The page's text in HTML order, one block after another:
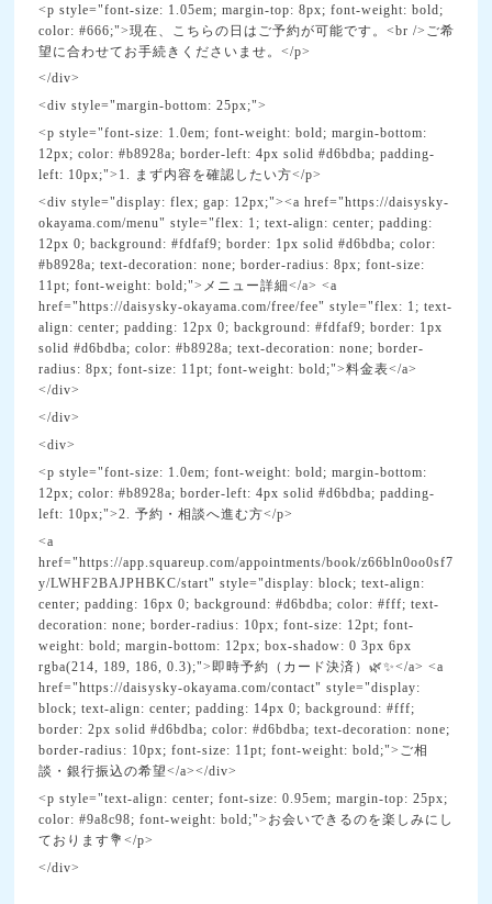
<p style="font-size: 1.05em; margin-top: 8px; font-weight: bold;
color: #666;">現在、こちらの日はご予約が可能です。<br />ご希
望に合わせてお手続きくださいませ。</p>
</div>
<div style="margin-bottom: 25px;">
<p style="font-size: 1.0em; font-weight: bold; margin-bottom:
12px; color: #b8928a; border-left: 4px solid #d6bdba; padding-
left: 10px;">1. まず内容を確認したい方</p>
<div style="display: flex; gap: 12px;"><a href="https://daisysky-
okayama.com/menu" style="flex: 1; text-align: center; padding:
12px 0; background: #fdfaf9; border: 1px solid #d6bdba; color:
#b8928a; text-decoration: none; border-radius: 8px; font-size:
11pt; font-weight: bold;">メニュー詳細</a> <a
href="https://daisysky-okayama.com/free/fee" style="flex: 1; text-
align: center; padding: 12px 0; background: #fdfaf9; border: 1px
solid #d6bdba; color: #b8928a; text-decoration: none; border-
radius: 8px; font-size: 11pt; font-weight: bold;">料金表</a>
</div>
</div>
<div>
<p style="font-size: 1.0em; font-weight: bold; margin-bottom:
12px; color: #b8928a; border-left: 4px solid #d6bdba; padding-
left: 10px;">2. 予約・相談へ進む方</p>
<a
href="https://app.squareup.com/appointments/book/z66bln0oo0sf7
y/LWHF2BAJPHBKC/start" style="display: block; text-align:
center; padding: 16px 0; background: #d6bdba; color: #fff; text-
decoration: none; border-radius: 10px; font-size: 12pt; font-
weight: bold; margin-bottom: 12px; box-shadow: 0 3px 6px
rgba(214, 189, 186, 0.3);">即時予約（カード決済）🌿✨</a> <a
href="https://daisysky-okayama.com/contact" style="display:
block; text-align: center; padding: 14px 0; background: #fff;
border: 2px solid #d6bdba; color: #d6bdba; text-decoration: none;
border-radius: 10px; font-size: 11pt; font-weight: bold;">ご相
談・銀行振込の希望</a></div>
<p style="text-align: center; font-size: 0.95em; margin-top: 25px;
color: #9a8c98; font-weight: bold;">お会いできるのを楽しみにし
ております💐</p>
</div>